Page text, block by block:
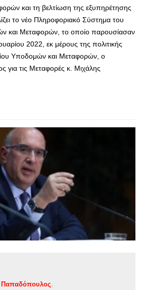
και τη βελτίωση της εξυπηρέτησης
το νέο Πληροφοριακό Σύστημα του
και Μεταφορών, το οποίο παρουσίασαν
2022, εκ μέρους της πολιτικής
Υποδομών και Μεταφορών, ο
για τις Μεταφορές κ. Μιχάλης
Παπαδόπουλος